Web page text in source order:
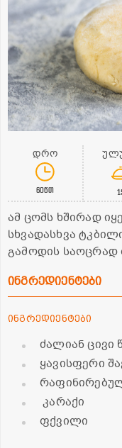
დრო
60წთ
ამ ცომს ხშირად
სხვადასხვა
გამოდის საოცრად
ინგრედიენტები
ინგრედიენტები
ძალიან ცივი
ყავისფერი
კარაქი
ფქვილი